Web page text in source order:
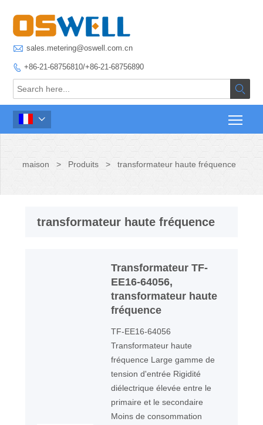
 sales.metering@oswell.com.cn
 +86-21-68756810/+86-21-68756890


maison > Produits > transformateur haute fréquence
transformateur haute fréquence
Transformateur TF-
EE16-64056,
transformateur haute
fréquence
TF-EE16-64056
Transformateur haute
fréquence Large gamme de
tension d'entrée Rigidité
diélectrique élevée entre le
primaire et le secondaire
Moins de consommation